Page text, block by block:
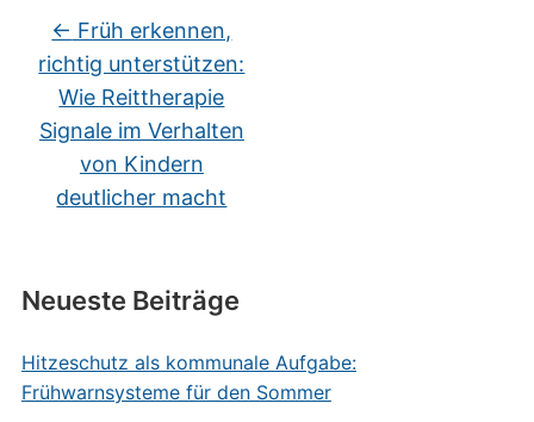
Neueste Beiträge
Hitzeschutz als kommunale Aufgabe:
Frühwarnsysteme für den Sommer
← Früh erkennen,
richtig unterstützen:
Wie Reittherapie
Signale im Verhalten
von Kindern
deutlicher macht